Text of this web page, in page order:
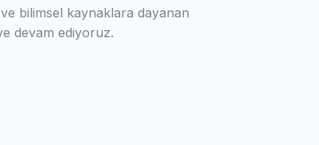
bilimsel kaynaklara dayanan
devam ediyoruz.